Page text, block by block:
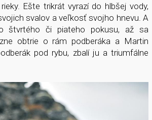
Ešte trikrát vyrazí do hlbšej vody,
svalov a veľkosť svojho hnevu. A
či piateho pokusu, až sa
obtrie o rám podberáka a Martin
pod rybu, zbalí ju a triumfálne